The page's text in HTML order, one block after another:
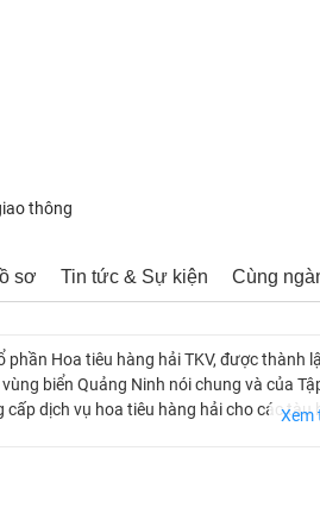
thông
sơ Tin tức & Sự kiện Cùng
phần Hoa tiêu hàng hải TKV, được thành
biển Quảng Ninh nói chung và của
cấp dịch vụ hoa tiêu hàng hải cho các tàu
Xem